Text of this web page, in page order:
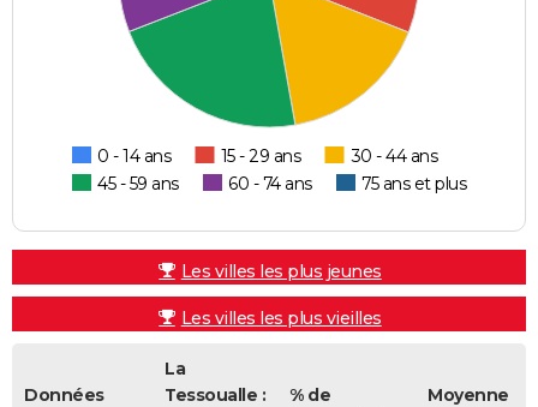
0 - 14 ans 15 - 29 ans
30 - 44 ans
45 - 59 ans
60 - 74 ans 75 ans et plus
Les villes les plus jeunes
Les villes les plus vieilles
Données
La
Tessoualle :
% de
Moyenne